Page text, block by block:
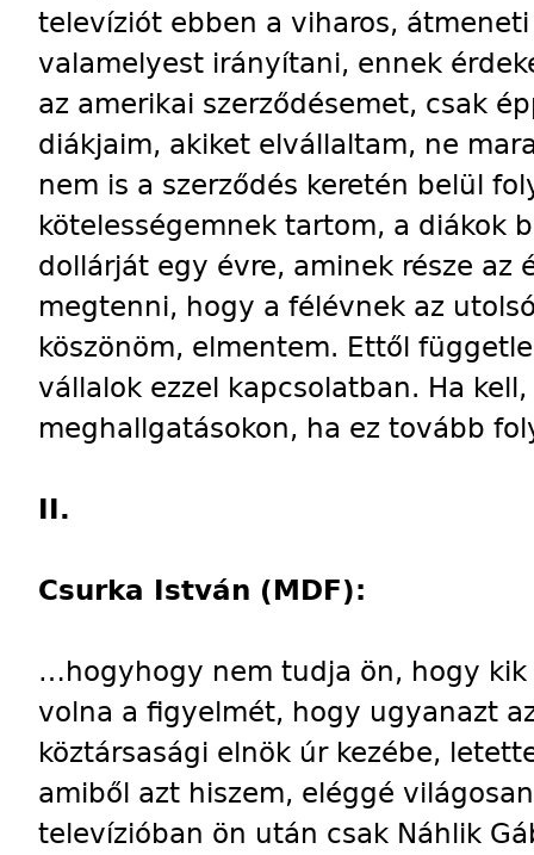
televíziót ebben a viharos,
valamelyest irányítani, ennek
az amerikai szerződésemet, csak
diákjaim, akiket elvállaltam, ne
nem is a szerződés keretén belül
kötelességemnek tartom, a diákok
dollárját egy évre, aminek része az
megtenni, hogy a félévnek az
köszönöm, elmentem. Ettől
vállalok ezzel kapcsolatban. Ha
meghallgatásokon, ha ez tovább
II.
Csurka István (MDF):
…hogyhogy nem tudja ön, hogy kik
volna a figyelmét, hogy ugyanazt
köztársasági elnök úr kezébe,
amiből azt hiszem, eléggé
televízióban ön után csak Náhlik